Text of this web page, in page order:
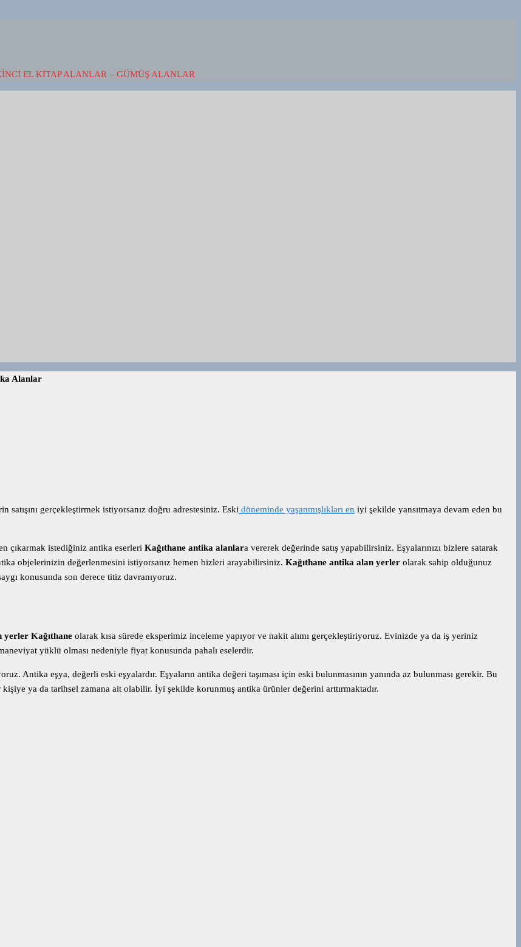
EL KITAP ALANLAR – GÜMÜŞ ALANLAR
Alanlar
gerçekleştirmek istiyorsanız doğru adrestesiniz. Eski döneminde yaşanmışlıkları en iyi şekilde yansıtmaya devam eden bu
çıkarmak istediğiniz antika eserleri Kağıthane antika alanlara vererek değerinde satış yapabilirsiniz. Eşyalarınızı bizlere satarak
objelerinizin değerlenmesini istiyorsanız hemen bizleri arayabilirsiniz. Kağıthane antika alan yerler olarak sahip olduğunuz
konusunda son derece titiz davranıyoruz.
yerler Kağıthane olarak kısa sürede eksperimiz inceleme yapıyor ve nakit alımı gerçekleştiriyoruz. Evinizde ya da iş yeriniz
yüklü olması nedeniyle fiyat konusunda pahalı eselerdir.
Antika eşya, değerli eski eşyalardır. Eşyaların antika değeri taşıması için eski bulunmasının yanında az bulunması gerekir. Bu
ya da tarihsel zamana ait olabilir. İyi şekilde korunmuş antika ürünler değerini arttırmaktadır.